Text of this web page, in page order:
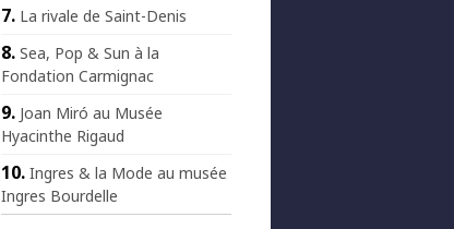
La rivale de Saint-Denis
Sea, Pop & Sun à la
Fondation Carmignac
Joan Miró au Musée
Hyacinthe Rigaud
Ingres & la Mode au musée
Ingres Bourdelle